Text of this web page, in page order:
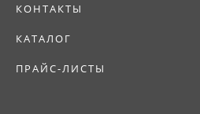
КОНТАКТЫ
КАТАЛОГ
ПРАЙС-ЛИСТЫ